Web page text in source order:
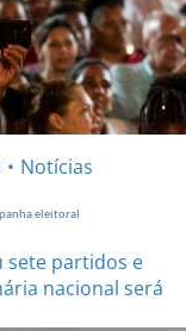
Notícias
eleitoral
sete partidos e
nacional será